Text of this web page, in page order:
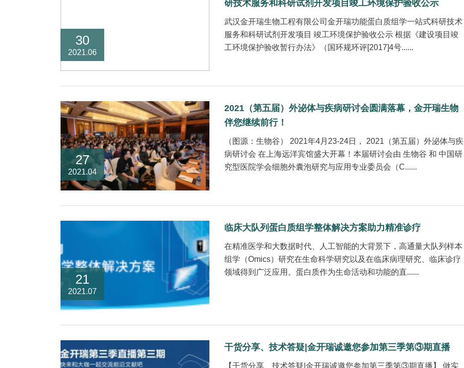
30
2021.06
研技术服务和科研试剂开发项目竣工环境保护验收公示
武汉金开瑞生物工程有限公司金开瑞功能蛋白质组学一站式科研技术
服务和科研试剂开发项目 竣工环境保护验收公示 根据《建设项目竣
工环境保护验收暂行办法》（国环规环评[2017]4号......
27
2021.04
2021（第五届）外泌体与疾病研讨会圆满落幕，金开瑞生物
伴您继续前行！
（图源：生物谷） 2021年4月23-24日， 2021（第五届）外泌体与疾
病研讨会 在上海远洋宾馆盛大开幕！本届研讨会由 生物谷 和 中国研
究型医院学会细胞外囊泡研究与应用专业委员会（C......
21
2021.07
临床大队列蛋白质组学整体解决方案助力精准诊疗
在精准医学和大数据时代、人工智能的大背景下，高通量大队列样本
组学（Omics）研究在生命科学研究以及在临床病理研究、临床诊疗
领域得到广泛应用。蛋白质作为生命活动和功能的直......
干货分享、技术答疑|金开瑞诚邀您参加第三季第③期直播
【干货分享、技术答疑|金开瑞诚邀您参加第三季第③期直播】 做实